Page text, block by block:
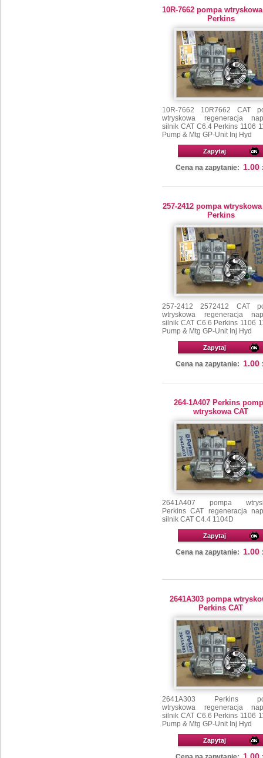
10R-7662 pompa
Perkins
10R-7662 10R7662 CAT
wtryskowa regeneracja
silnik CAT C6.4 Perkins 1106
Pump & Mtg GP-Unit Inj Hyd
Zapytaj
Cena na zapytanie: 1.00
257-2412 pompa wtryskowa
Perkins
257-2412 2572412 CAT
wtryskowa regeneracja
silnik CAT C6.6 Perkins 1106
Pump & Mtg GP-Unit Inj Hyd
Zapytaj
Cena na zapytanie: 1.00
264-1A407 Perkins
wtryskowa CAT
2641A407 pompa
Perkins CAT regeneracja
silnik CAT C4.4 1104D
Zapytaj
Cena na zapytanie: 1.00
2641A303 pompa
Perkins CAT
2641A303 Perkins
wtryskowa regeneracja
silnik CAT C6.6 Perkins 1106
Pump & Mtg GP-Unit Inj Hyd
Zapytaj